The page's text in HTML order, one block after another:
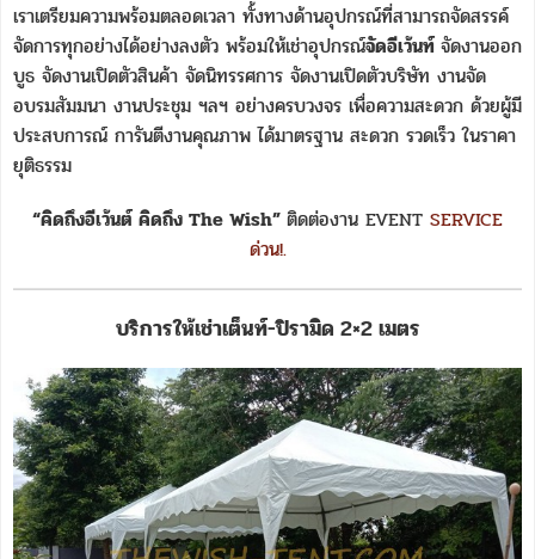
เราเตรียมความพร้อมตลอดเวลา ทั้งทางด้านอุปกรณ์ที่สามารถจัดสรรค์
จัดการทุกอย่างได้อย่างลงตัว พร้อมให้เช่าอุปกรณ์จัดอีเว้นท์ จัดงานออก
บูธ จัดงานเปิดตัวสินค้า จัดนิทรรศการ จัดงานเปิดตัวบริษัท งานจัด
อบรมสัมมนา งานประชุม ฯลฯ อย่างครบวงจร เพื่อความสะดวก ด้วยผู้มี
ประสบการณ์ การันตีงานคุณภาพ ได้มาตรฐาน สะดวก รวดเร็ว ในราคา
ยุติธรรม
“คิดถึงอีเว้นต์ คิดถึง The Wish” ติดต่องาน EVENT SERVICE
ด่วน!.
บริการให้เช่าเต็นท์-ปิรามิด 2×2 เมตร